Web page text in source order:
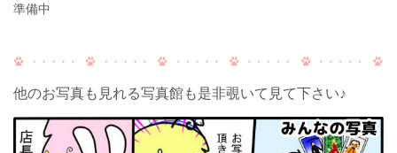
準備中
他のお写真も見れる写真館も是非覗いて見て下さい♪